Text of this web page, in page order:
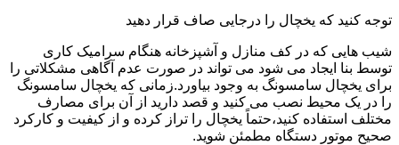
توجه کنید که یخچال را درجایی صاف قرار دهید
شیب هایی که در کف منازل و آشپزخانه هنگام سرامیک کاری
توسط بنا ایجاد می شود می تواند در صورت عدم آگاهی مشکلاتی را
برای یخچال سامسونگ به وجود بیاورد.زمانی که یخچال سامسونگ
را در یک محیط نصب می کنید و قصد دارید از آن برای مصارف
مختلف استفاده کنید،حتماً یخچال را تراز کرده و از کیفیت و کارکرد
صحیح موتور دستگاه مطمئن شوید.